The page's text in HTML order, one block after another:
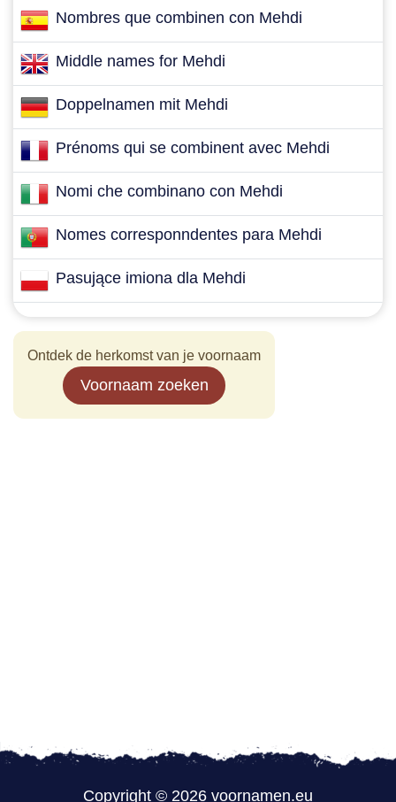
Nombres que combinen con Mehdi
Middle names for Mehdi
Doppelnamen mit Mehdi
Prénoms qui se combinent avec Mehdi
Nomi che combinano con Mehdi
Nomes corresponndentes para Mehdi
Pasujące imiona dla Mehdi
Ontdek de herkomst van je voornaam
Voornaam zoeken
Copyright © 2026 voornamen.eu